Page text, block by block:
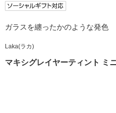
ガラスを纏ったかのような発色
Laka(ラカ)
マキシグレイヤーティント ミ